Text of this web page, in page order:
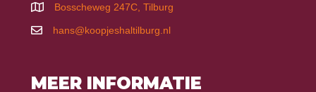
Bosscheweg 247C, Tilburg
hans@koopjeshaltilburg.nl
MEER INFORMATIE